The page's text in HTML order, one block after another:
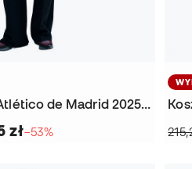
Koszulka Polo Atlético de Madrid 2025-2026 Odzież dla kibiców
zł−53%